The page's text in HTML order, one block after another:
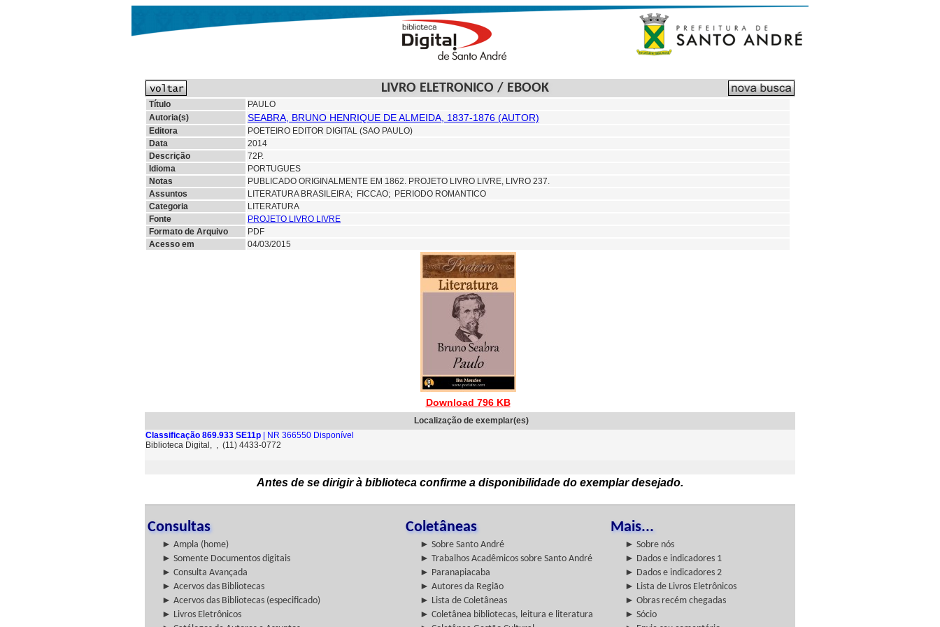
LIVRO ELETRONICO / EBOOK
Título
PAULO
Autoria(s)
SEABRA, BRUNO HENRIQUE DE ALMEIDA, 1837-1876 (AUTOR)
Editora
POETEIRO EDITOR DIGITAL (SAO PAULO)
Data
2014
Descrição
72P.
Idioma
PORTUGUES
Notas
PUBLICADO ORIGINALMENTE EM 1862. PROJETO LIVRO LIVRE, LIVRO 237.
Assuntos
LITERATURA BRASILEIRA; FICCAO; PERIODO ROMANTICO
Categoria
LITERATURA
Fonte
PROJETO LIVRO LIVRE
Formato de Arquivo
PDF
Acesso em
04/03/2015
Download 796 KB
Localização de exemplar(es)
Classificação 869.933 SE11p | NR 366550 Disponível
Biblioteca Digital, , (11) 4433-0772
Antes de se dirigir à biblioteca confirme a disponibilidade do exemplar desejado.
Consultas Coletâneas Mais...
► Ampla (home) ► Sobre Santo André
► Sobre nós
► Somente Documentos digitais
► Trabalhos Acadêmicos sobre Santo André
► Dados e indicadores 1
► Consulta Avançada
► Paranapiacaba
► Dados e indicadores 2
► Acervos das Bibliotecas
► Autores da Região
► Lista de Livros Eletrônicos
► Acervos das Bibliotecas (especificado)
► Lista de Coletâneas
► Obras recém chegadas
► Livros Eletrônicos
► Coletânea bibliotecas, leitura e literatura
► Sócio